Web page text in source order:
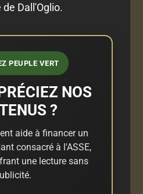
Dall'Oglio.
PEUPLE VERT
NOS
?
aide à financer un
consacré à l'ASSE,
une lecture sans